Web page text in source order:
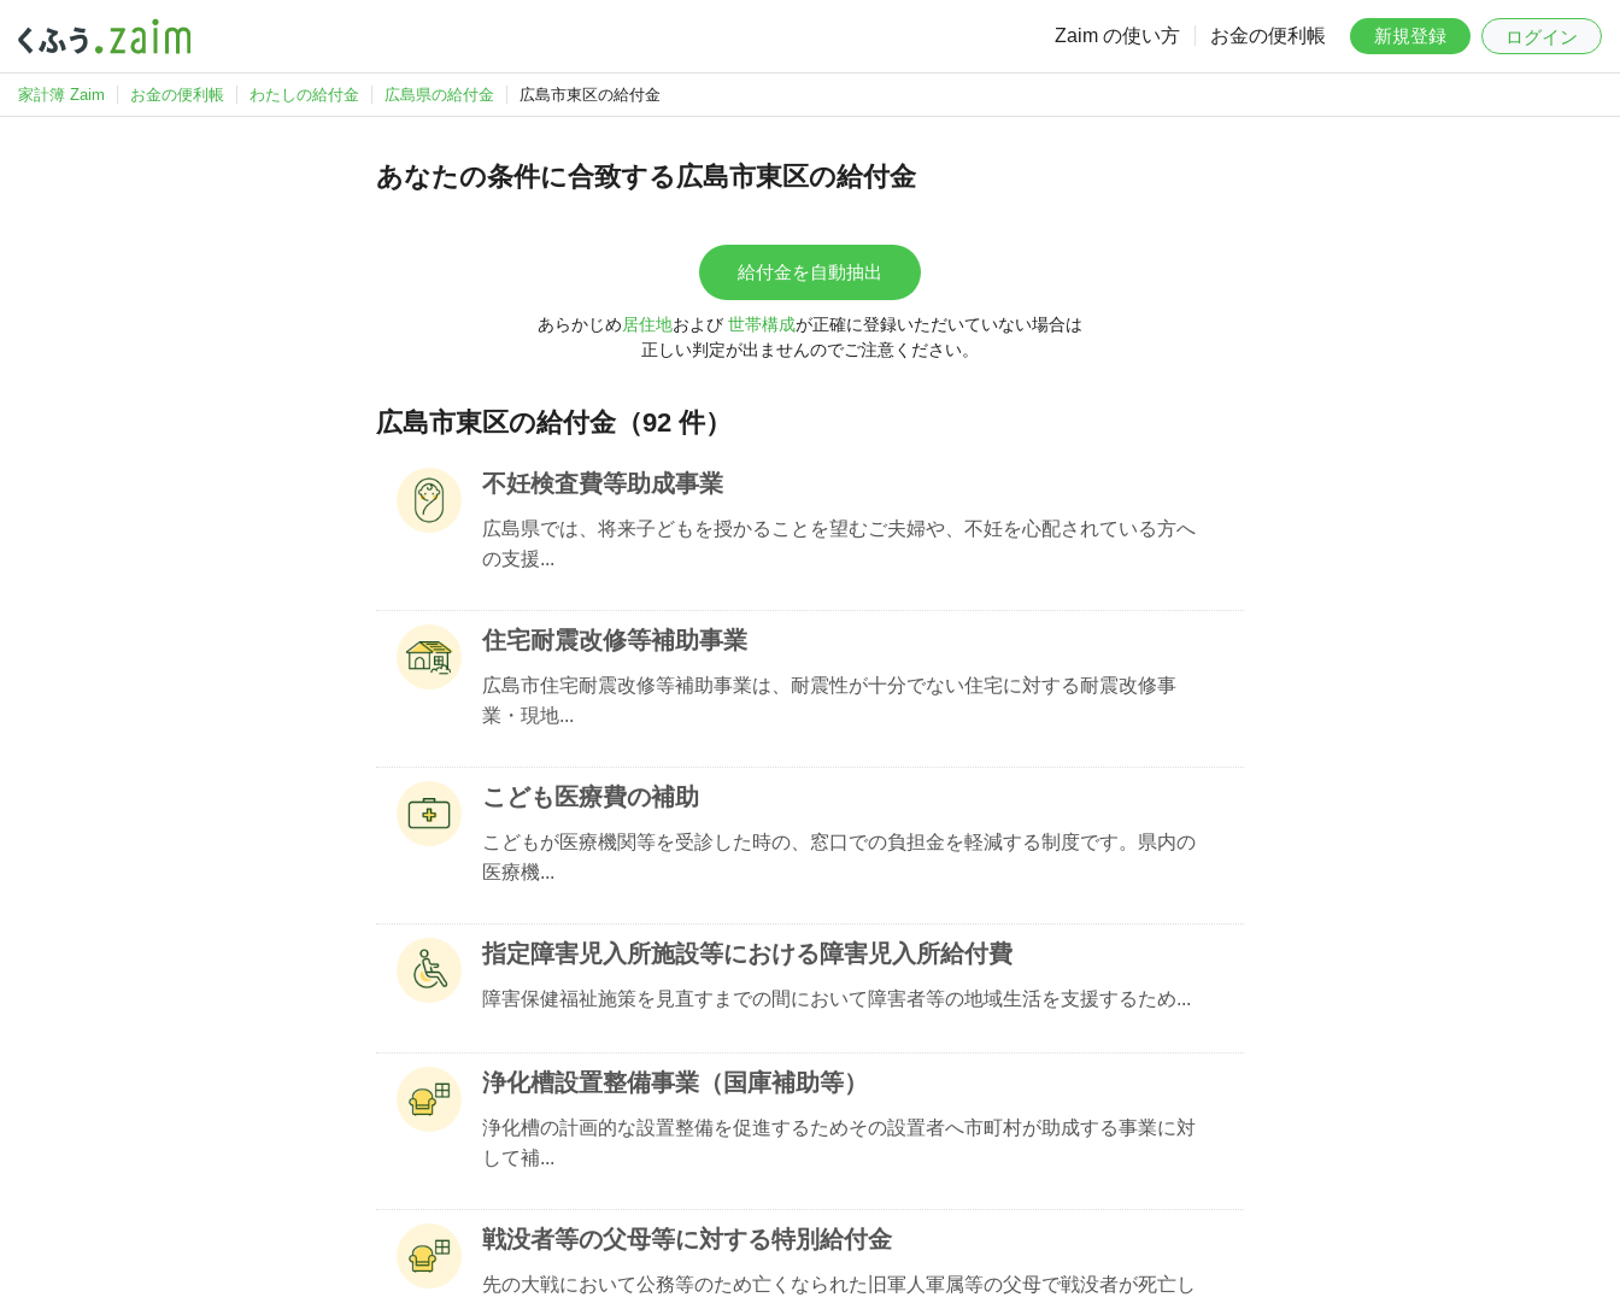
Zaim の使い方 お金の便利帳 新規登録 ログイン
家計簿 Zaim お金の便利帳 わたしの給付金 広島県の給付金 広島市東区の給付金
あなたの条件に合致する広島市東区の給付金
給付金を自動抽出
あらかじめ居住地および 世帯構成が正確に登録いただいていない場合は
正しい判定が出ませんのでご注意ください。
広島市東区の給付金（92 件）
不妊検査費等助成事業
広島県では、将来子どもを授かることを望むご夫婦や、不妊を心配されている方へ
の支援...
住宅耐震改修等補助事業
広島市住宅耐震改修等補助事業は、耐震性が十分でない住宅に対する耐震改修事
業・現地...
こども医療費の補助
こどもが医療機関等を受診した時の、窓口での負担金を軽減する制度です。県内の
医療機...
指定障害児入所施設等における障害児入所給付費
障害保健福祉施策を見直すまでの間において障害者等の地域生活を支援するため...
浄化槽設置整備事業（国庫補助等）
浄化槽の計画的な設置整備を促進するためその設置者へ市町村が助成する事業に対
して補...
戦没者等の父母等に対する特別給付金
先の大戦において公務等のため亡くなられた旧軍人軍属等の父母で戦没者が死亡し